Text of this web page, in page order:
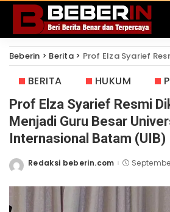
Beberin > Berita> Prof Elza Syarief Resmi Dikukuhkan Menjadi
BERITA HUKUM
Prof Elza Syarief Resmi
Menjadi Guru Besar
Internasional Batam (UIB)
Posted
Redaksi beberin.com